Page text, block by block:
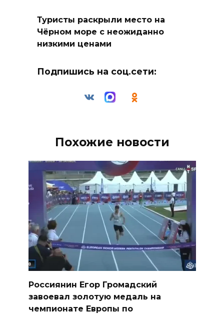
Туристы раскрыли место на
Чёрном море с неожиданно
низкими ценами
Подпишись на соц.сети:
Похожие новости
Россиянин Егор Громадский
завоевал золотую медаль на
чемпионате Европы по